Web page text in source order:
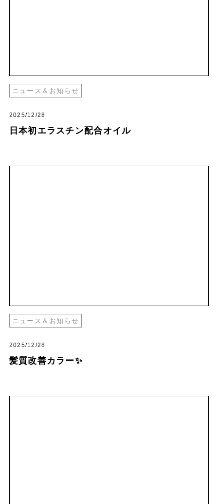
ニュース＆お知らせ
2025/12/28
日本初エラスチン配合オイル
ニュース＆お知らせ
2025/12/28
髪質改善カラー✨